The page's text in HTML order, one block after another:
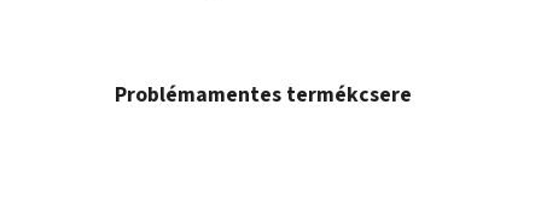
Problémamentes termékcsere